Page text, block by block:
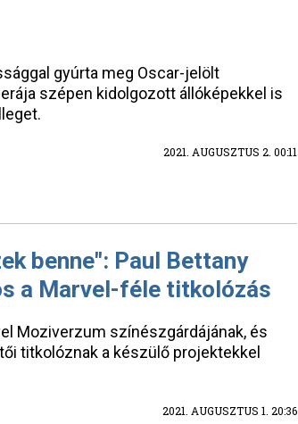
gyúrta meg Oscar-jelölt
szépen kidolgozott állóképekkel is
2021. AUGUSZTUS 2. 00:11
benne": Paul Bettany
a Marvel-féle titkolózás
Moziverzum színészgárdájának, és
titkolóznak a készülő projektekkel
2021. AUGUSZTUS 1. 20:36